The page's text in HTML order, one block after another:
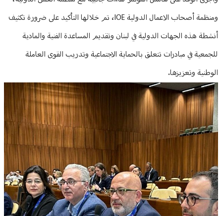
ومنظمة أصحاب الاعمال الدولية IOE، تم خلالها التأكيد على ضرورة تكثيف
أنشطة هذه الجهات الدولية في لبنان وتقديم المساعدة الفنية والمادية
للجمعية في مبادرات تتعلق بالحماية الاجتماعية وتدريب القوى العاملة
الوطنية وتعزيزها.